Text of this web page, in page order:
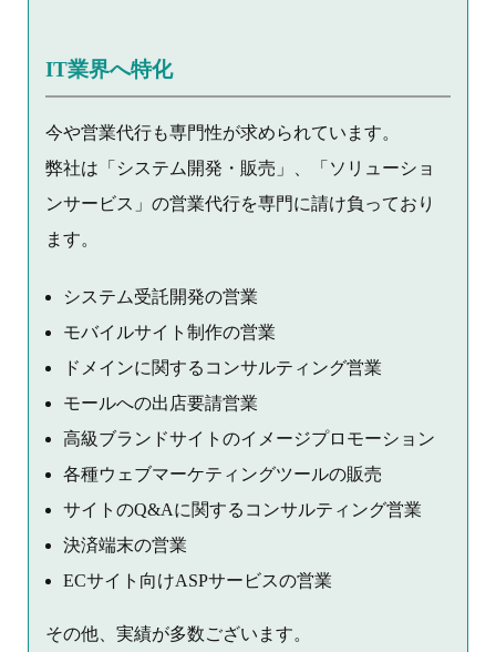
IT業界へ特化
今や営業代行も専門性が求められています。
弊社は「システム開発・販売」、「ソリューショ
ンサービス」の営業代行を専門に請け負っており
ます。
システム受託開発の営業
モバイルサイト制作の営業
ドメインに関するコンサルティング営業
モールへの出店要請営業
高級ブランドサイトのイメージプロモーション
各種ウェブマーケティングツールの販売
サイトのQ&Aに関するコンサルティング営業
決済端末の営業
ECサイト向けASPサービスの営業
その他、実績が多数ございます。